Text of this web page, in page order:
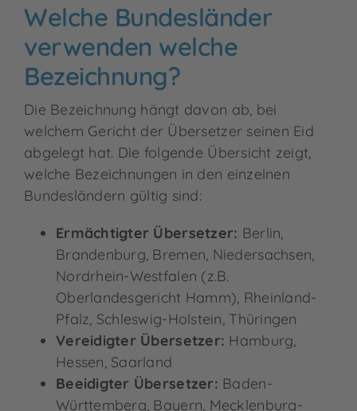
Welche Bundesländer
verwenden welche
Bezeichnung?
Die Bezeichnung hängt davon ab, bei
welchem Gericht der Übersetzer seinen Eid
abgelegt hat. Die folgende Übersicht zeigt,
welche Bezeichnungen in den einzelnen
Bundesländern gültig sind:
Ermächtigter Übersetzer: Berlin,
Brandenburg, Bremen, Niedersachsen,
Nordrhein-Westfalen (z.B.
Oberlandesgericht Hamm), Rheinland-
Pfalz, Schleswig-Holstein, Thüringen
Vereidigter Übersetzer: Hamburg,
Hessen, Saarland
Beeidigter Übersetzer: Baden-
Württemberg, Bayern, Mecklenburg-